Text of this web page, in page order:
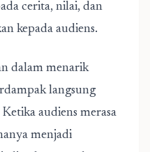
cerita, nilai, dan
kepada audiens.
dalam menarik
langsung
audiens merasa
menjadi